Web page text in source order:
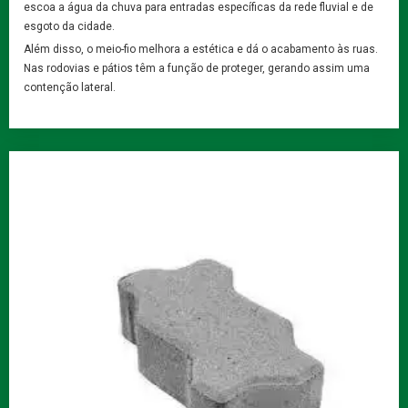
escoa a água da chuva para entradas específicas da rede fluvial e de
esgoto da cidade.
Além disso, o meio-fio melhora a estética e dá o acabamento às ruas.
Nas rodovias e pátios têm a função de proteger, gerando assim uma
contenção lateral.